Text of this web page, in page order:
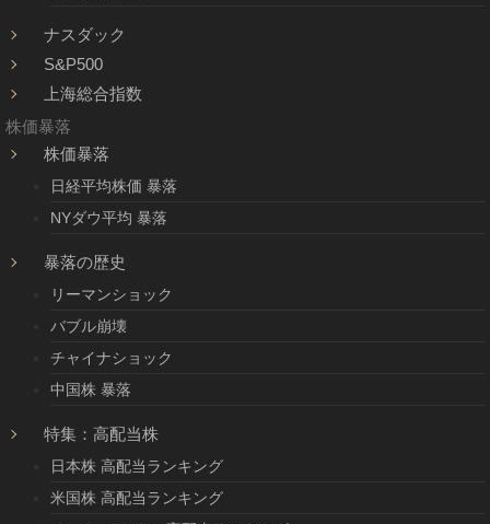
ナスダック
S&P500
上海総合指数
株価暴落
株価暴落
日経平均株価 暴落
NYダウ平均 暴落
暴落の歴史
リーマンショック
バブル崩壊
チャイナショック
中国株 暴落
特集：高配当株
日本株 高配当ランキング
米国株 高配当ランキング